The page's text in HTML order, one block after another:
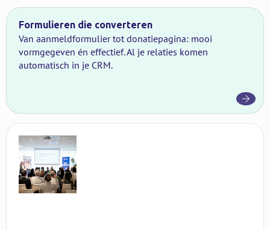
Formulieren die converteren
Van aanmeldformulier tot donatiepagina: mooi
vormgegeven én effectief. Al je relaties komen
automatisch in je CRM.